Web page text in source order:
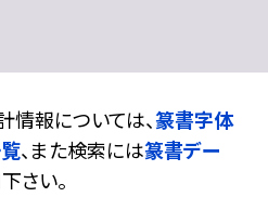
情報については、篆書字体
、また検索には篆書デー
さい。